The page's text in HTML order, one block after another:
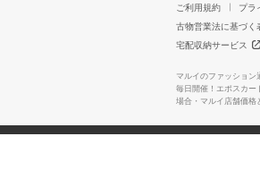
ご利用規約 プラ
古物営業法に基づく
宅配収納サービス
マルイのファッショ
毎日開催！エポスカー
場合・マルイ店舗価格